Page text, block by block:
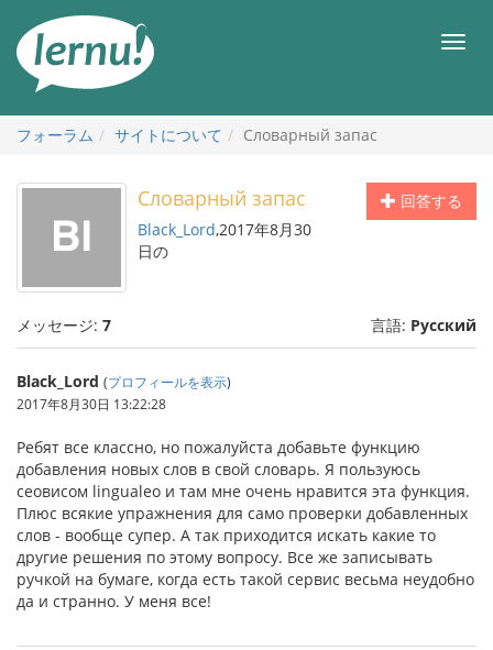
メ
フォーラム
サイトについて Словарный запас
回答する
Словарный запас
Black_Lord,2017年8月30
日の
メッセージ: 7 言語: Русский
Black_Lord (プロフィールを表示)
2017年8月30日 13:22:28
Ребят все классно, но пожалуйста добавьте функцию
добавления новых слов в свой словарь. Я пользуюсь
сеовисом lingualeo и там мне очень нравится эта функция.
Плюс всякие упражнения для само проверки добавленных
слов - вообще супер. А так приходится искать какие то
другие решения по этому вопросу. Все же записывать
ручкой на бумаге, когда есть такой сервис весьма неудобно
да и странно. У меня все!